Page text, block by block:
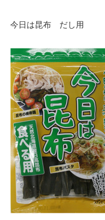
今日は昆布 だし用